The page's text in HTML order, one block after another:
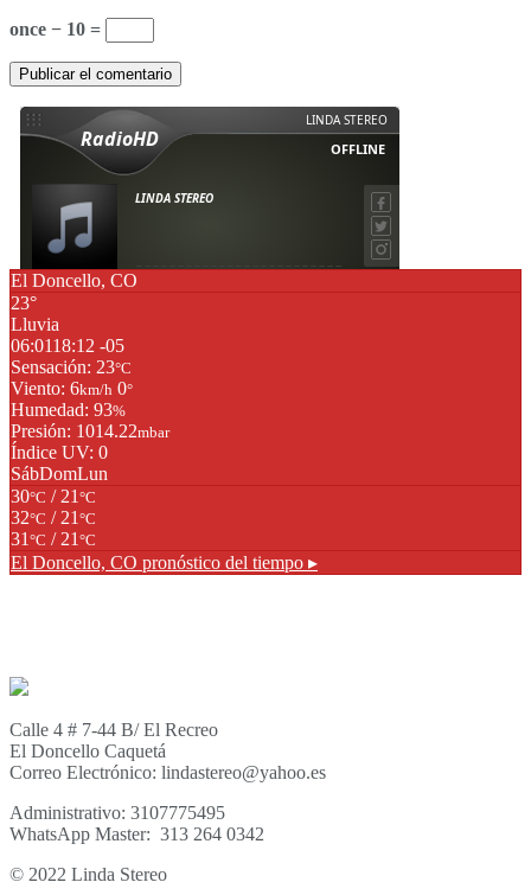
once − 10 =
El Doncello, CO
23°
Lluvia
06:0118:12 -05
Sensación: 23°C
Viento: 6km/h 0°
Humedad: 93%
Presión: 1014.22mbar
Índice UV: 0
SábDomLun
30°C / 21 °C
32°C / 21 °C
31 °C / 21 °C
El Doncello, CO pronóstico del tiempo ▸
Calle 4 # 7-44 B/ El Recreo
El Doncello Caquetá
Correo Electrónico: lindastereo@yahoo.es
Administrativo: 3107775495
WhatsApp Master: 313 264 0342
© 2022 Linda Stereo